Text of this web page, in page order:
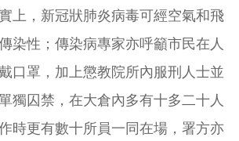
上，新冠狀肺炎病毒可經空氣和飛
染性；傳染病專家亦呼籲市民在人
口罩，加上懲教院所內服刑人士並
獨囚禁，在大倉內多有十多二十人
時更有數十所員一同在場，署方亦